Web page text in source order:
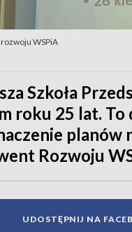
WSPiA
Szkoła
roku 25 lat. To
planów
Rozwoju
UDOSTĘPNIJ NA